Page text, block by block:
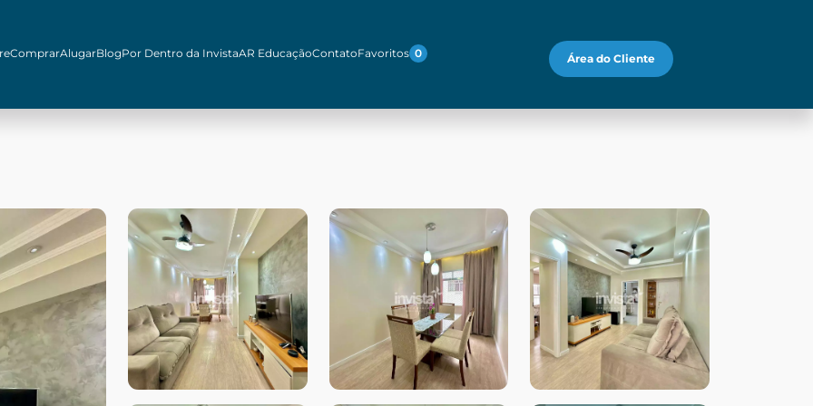
ComprarAlugarBlogPor Dentro da InvistaAR EducaçãoContatoFavoritos 0 Área do Cliente